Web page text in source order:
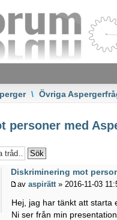
\ Övriga
personer med
Diskriminering mot
avaspirätt» 2016-11-03
Hej, jag har tänkt att starta
Ni ser från min